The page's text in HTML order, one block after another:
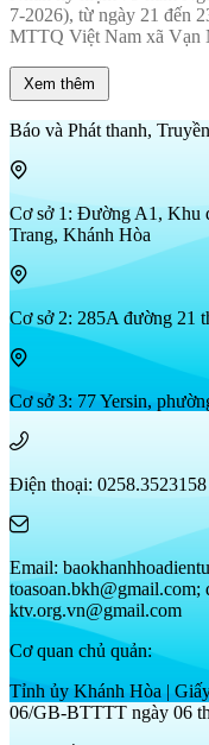
7-2026), từ ngày 21 đến
MTTQ Việt Nam xã Vạn
bàn xã.
Xem thêm
Báo và Phát thanh,
Cơ sở 1: Đường A1, Khu
Trang, Khánh Hòa
Cơ sở 2: 285A đường 21
Cơ sở 3: 77 Yersin,
Điện thoại:
Email:
ktv.org.vn@gmail.com
Cơ quan chủ quản:
Tỉnh ủy Khánh Hòa |
06/GB-BTTTT ngày 06